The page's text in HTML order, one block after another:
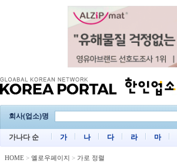
회사(업소)명
가나다 순 가 나 다 라 마
HOME > 옐로우페이지 > 가로 정렬